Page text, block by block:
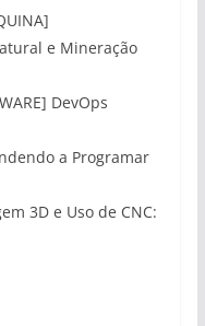
e Mineração
DevOps
a Programar
3D e Uso de CNC: